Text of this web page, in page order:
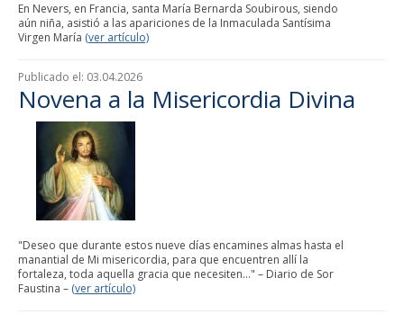
En Nevers, en Francia, santa María Bernarda Soubirous, siendo
aún niña, asistió a las apariciones de la Inmaculada Santísima
Virgen María (ver artículo)
Publicado el: 03.04.2026
Novena a la Misericordia Divina
"Deseo que durante estos nueve días encamines almas hasta el
manantial de Mi misericordia, para que encuentren allí la
fortaleza, toda aquella gracia que necesiten..." – Diario de Sor
Faustina – (ver artículo)